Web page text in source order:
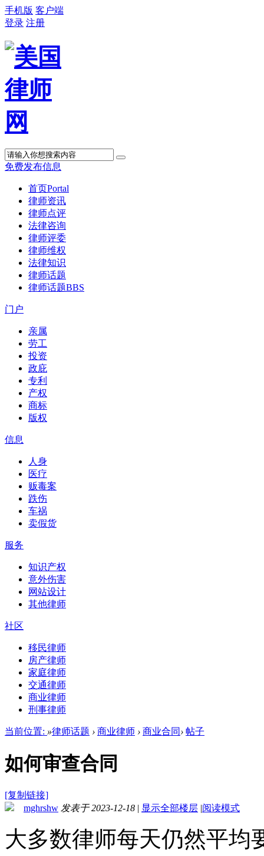
手机版 客户端
登录 注册
免费发布信息
首页Portal
律师资讯
律师点评
法律咨询
律师评委
律师维权
法律知识
律师话题
律师话题BBS
门户
亲属
劳工
投资
政庇
专利
产权
商标
版权
信息
人身
医疗
贩毒案
跌伤
车祸
卖假货
服务
知识产权
意外伤害
网站设计
其他律师
社区
移民律师
房产律师
家庭律师
交通律师
商业律师
刑事律师
当前位置: »律师话题 › 商业律师 › 商业合同 › 帖子
如何审查合同
[复制链接]
mghrshw 发表于 2023-12-18 | 显示全部楼层 |阅读模式
大多数律师每天仍然平均